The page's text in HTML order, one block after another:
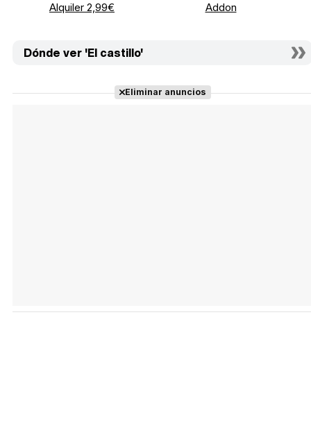
Alquiler 2,99€ Addon
Dónde ver 'El castillo'
Eliminar anuncios